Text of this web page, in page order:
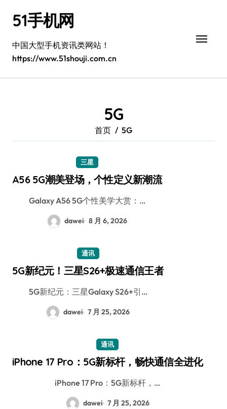
51手机网
中国大型手机资讯类网站！
https://www.51shouji.com.cn
5G
首页 5G
三星
A56 5G潮美登场，个性定义新潮流
Galaxy A56 5G个性美学大赏：…
dawei 8 月 6, 2026
通讯
5G新纪元！三星S26+极速通信王者
5G新纪元：三星Galaxy S26+引…
dawei 7 月 25, 2026
通讯
iPhone 17 Pro：5G新标杆，畅快通信全进化
iPhone 17 Pro：5G新标杆，…
dawei 7 月 25, 2026